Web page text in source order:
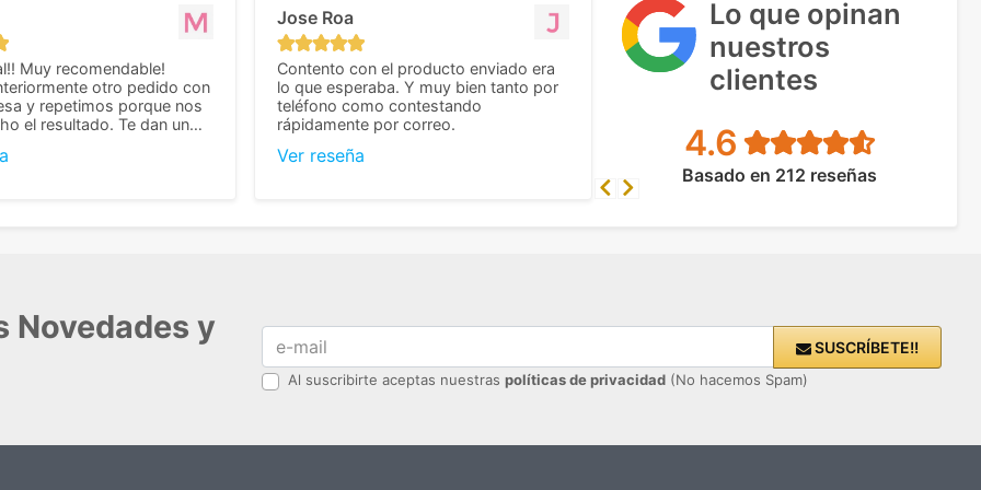
Lo que opinan
nuestros
clientes
4.6
Basado en 212 reseñas
Muy recomendable!
otro pedido con
y repetimos porque nos
el resultado. Te dan un
cuando se trata
Jose Roa
Contento con el producto enviado era
lo que esperaba. Y muy bien tanto por
teléfono como contestando
rápidamente por correo.
Ver reseña
Previous
Next
Novedades y
SUSCRÍBETE!!
Al suscribirte aceptas nuestras políticas de privacidad (No hacemos Spam)